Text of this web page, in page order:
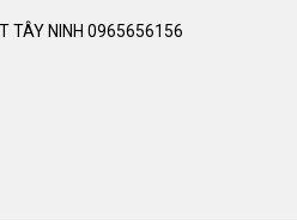
TÂY NINH 0965656156